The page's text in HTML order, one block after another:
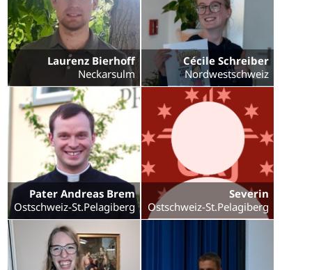
Laurenz Bierhoff
Neckarsulm
Cécile Schreiber
Nordwestschweiz
Pater Andreas Brem
Ostschweiz-St.Pelagiberg
Severin
Ostschweiz-St.Pelagiberg